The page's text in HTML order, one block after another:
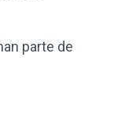
parte de